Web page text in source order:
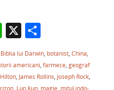
p
p
ză
W
h
at
s
X P
ar
ta
je
Biblia lui Darwin, botanist,China,
americani,farmece,geograf
, James Rollins, Joseph Rock,
, Lun Kun, magie, mitul indo-